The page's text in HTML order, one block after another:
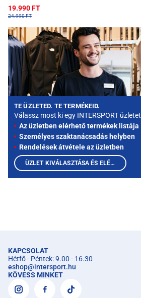
19.990 FT
24.990 FT
TE ÜZLETED. TE TERMÉKEID.
Válassz most ki egy INTERSPORT üzletet
Az üzletben elérhető termékek listája
Személyes szaktanácsadás helyben
Rendelések átvétele az üzletben
ÜZLET KIVÁLASZTÁSA ÉS ELÉRHETŐ TERMÉKEK MEGTEKINTÉSE
KAPCSOLAT
Hétfő - Péntek: 9.00 - 16.30
eshop@intersport.hu
KÖVESS MINKET